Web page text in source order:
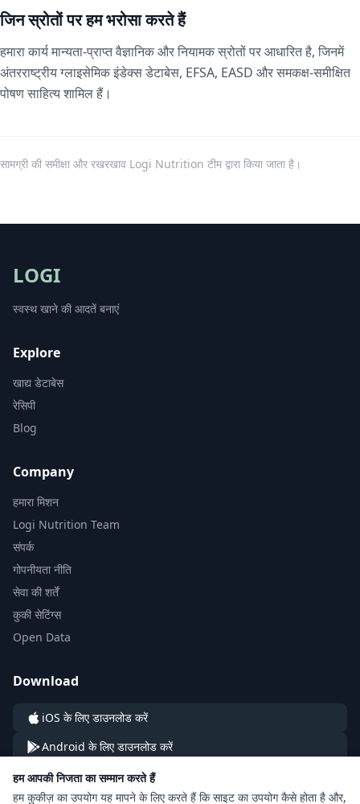
जिन स्रोतों पर हम भरोसा करते हैं
हमारा कार्य मान्यता-प्राप्त वैज्ञानिक और नियामक स्रोतों पर आधारित है, जिनमें
अंतरराष्ट्रीय ग्लाइसेमिक इंडेक्स डेटाबेस, EFSA, EASD और समकक्ष-समीक्षित
पोषण साहित्य शामिल हैं।
सामग्री की समीक्षा और रखरखाव Logi Nutrition टीम द्वारा किया जाता है।
LOGI
स्वस्थ खाने की आदतें बनाएं
Explore
खाद्य डेटाबेस
रेसिपी
Blog
Company
हमारा मिशन
Logi Nutrition Team
संपर्क
गोपनीयता नीति
सेवा की शर्तें
कुकी सेटिंग्स
Open Data
Download
iOS के लिए डाउनलोड करें
Android के लिए डाउनलोड करें
हम आपकी निजता का सम्मान करते हैं
हम कुकीज़ का उपयोग यह मापने के लिए करते हैं कि साइट का उपयोग कैसे होता है और,